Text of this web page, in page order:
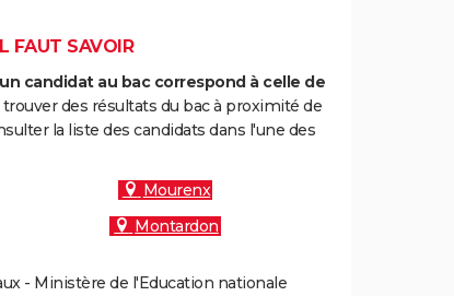
FAUT SAVOIR
candidat au bac correspond à celle de
trouver des résultats du bac à proximité de
la liste des candidats dans l'une des
Mourenx
Montardon
- Ministère de l'Education nationale